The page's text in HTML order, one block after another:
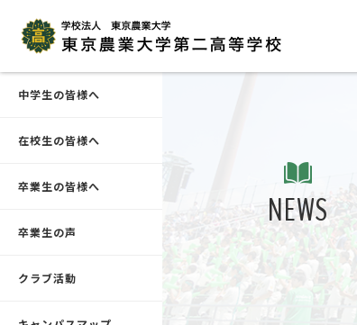
中学生の皆様へ
在校生の皆様へ
卒業生の皆様へ
卒業生の声
クラブ活動
NEWS